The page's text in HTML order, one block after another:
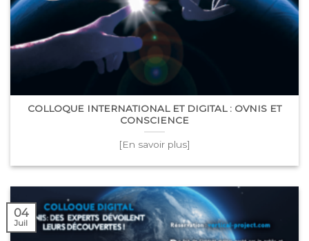
COLLOQUE INTERNATIONAL ET DIGITAL : OVNIS ET
[En savoir plus]
04